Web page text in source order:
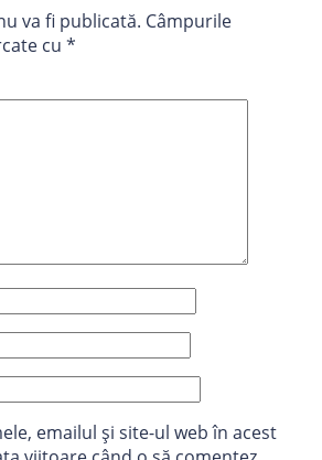
va fi publicată. Câmpurile
cu *
emailul și site-ul web în acest